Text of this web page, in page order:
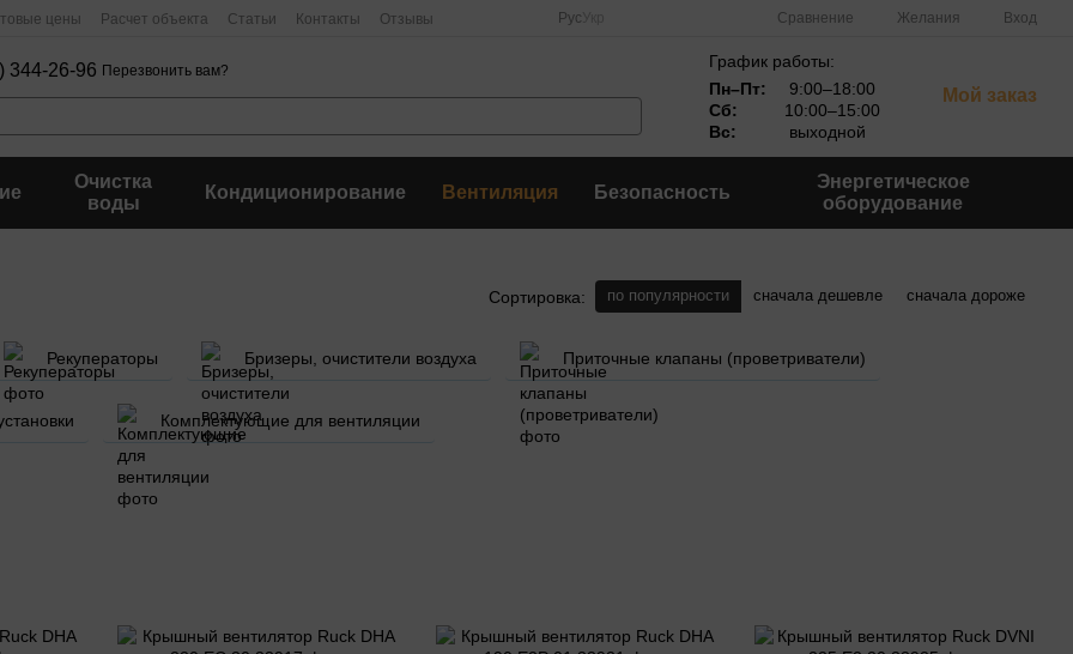
цены Расчет объекта Статьи Контакты Отзывы Рус Сравнение Желания Вход
344-26-96 Перезвонить вам?
График работы:
Пн–Пт:
9:00–18:00
Сб:
10:00–15:00
Вс:
выходной
Мой заказ
Очистка
воды
Кондиционирование Вентиляция Безопасность
Энергетическое
оборудование
Сортировка: по популярности сначала дешевле сначала дороже
Рекуператоры Бризеры, очистители воздуха Приточные клапаны (проветриватели)
Комплектующие для вентиляции